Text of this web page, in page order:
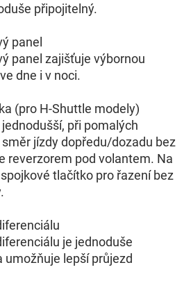
připojitelný.
panel
panel zajišťuje výbornou
dne i v noci.
(pro H-Shuttle modely)
při pomalých
jízdy dopředu/dozadu bez
reverzorem pod volantem. Na
tlačítko pro řazení bez
je jednoduše
umožňuje lepší průjezd